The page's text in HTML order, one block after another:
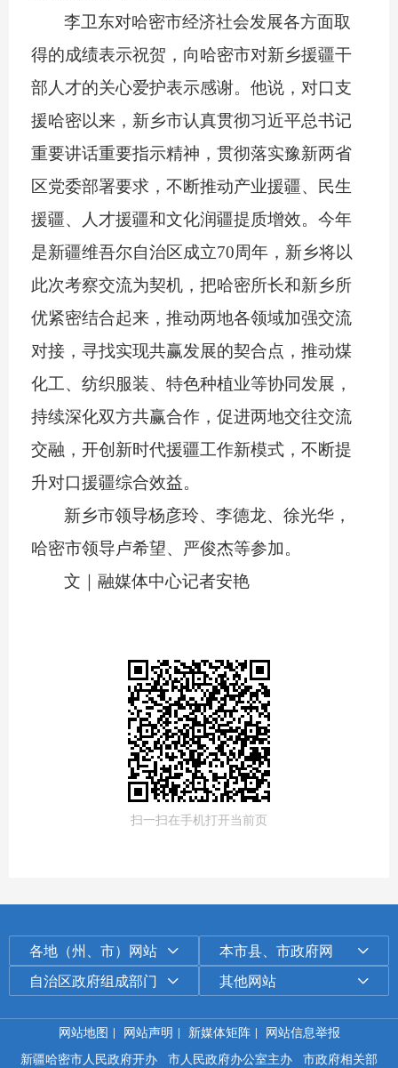
李卫东对哈密市经济社会发展各方面取
得的成绩表示祝贺，向哈密市对新乡援疆干
部人才的关心爱护表示感谢。他说，对口支
援哈密以来，新乡市认真贯彻习近平总书记
重要讲话重要指示精神，贯彻落实豫新两省
区党委部署要求，不断推动产业援疆、民生
援疆、人才援疆和文化润疆提质增效。今年
是新疆维吾尔自治区成立70周年，新乡将以
此次考察交流为契机，把哈密所长和新乡所
优紧密结合起来，推动两地各领域加强交流
对接，寻找实现共赢发展的契合点，推动煤
化工、纺织服装、特色种植业等协同发展，
持续深化双方共赢合作，促进两地交往交流
交融，开创新时代援疆工作新模式，不断提
升对口援疆综合效益。
新乡市领导杨彦玲、李德龙、徐光华，
哈密市领导卢希望、严俊杰等参加。
文｜融媒体中心记者安艳
扫一扫在手机打开当前页
各地（州、市）网站
本市县、市政府网
自治区政府组成部门
其他网站
网站地图 | 网站声明 | 新媒体矩阵 | 网站信息举报
新疆哈密市人民政府开办
市人民政府办公室主办 市政府相关部